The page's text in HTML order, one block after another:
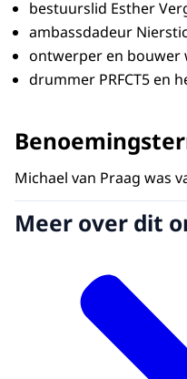
bestuurslid Esther
ambassdadeur
ontwerper en bouwer
drummer PRFCT5 en
Michael van Praag was
Meer over dit